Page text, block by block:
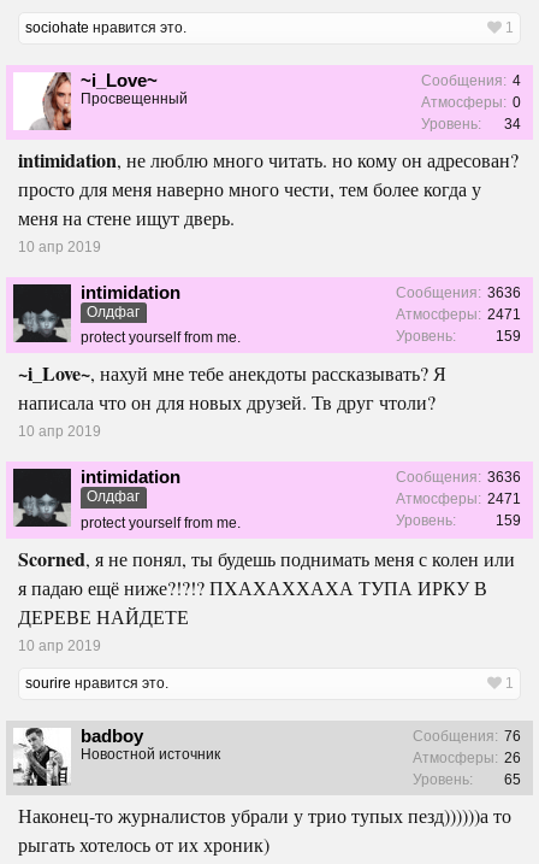
sociohate нравится это. 1
~i_Love~
Просвещенный
Сообщения: 4
Атмосферы: 0
Уровень:
34
intimidation, не люблю много читать. но кому он адресован?
просто для меня наверно много чести, тем более когда у
меня на стене ищут дверь.
10 апр 2019
intimidation
Олдфаг
protect yourself from me.
Сообщения: 3636
Атмосферы: 2471
Уровень:
159
~i_Love~, нахуй мне тебе анекдоты рассказывать? Я
написала что он для новых друзей. Тв друг чтоли?
10 апр 2019
intimidation
Олдфаг
protect yourself from me.
Сообщения: 3636
Атмосферы: 2471
Уровень:
159
Scorned, я не понял, ты будешь поднимать меня с колен или
я падаю ещё ниже?!?!? ПХАХАХХАХА ТУПА ИРКУ В
ДЕРЕВЕ НАЙДЕТЕ
10 апр 2019
sourire нравится это. 1
badboy
Новостной источник
Сообщения: 76
Атмосферы: 26
Уровень:
65
Наконец-то журналистов убрали у трио тупых пезд))))))а то
рыгать хотелось от их хроник)